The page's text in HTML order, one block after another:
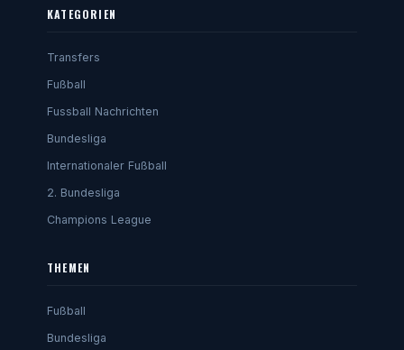
KATEGORIEN
Transfers
Fußball
Fussball Nachrichten
Bundesliga
Internationaler Fußball
2. Bundesliga
Champions League
THEMEN
Fußball
Bundesliga